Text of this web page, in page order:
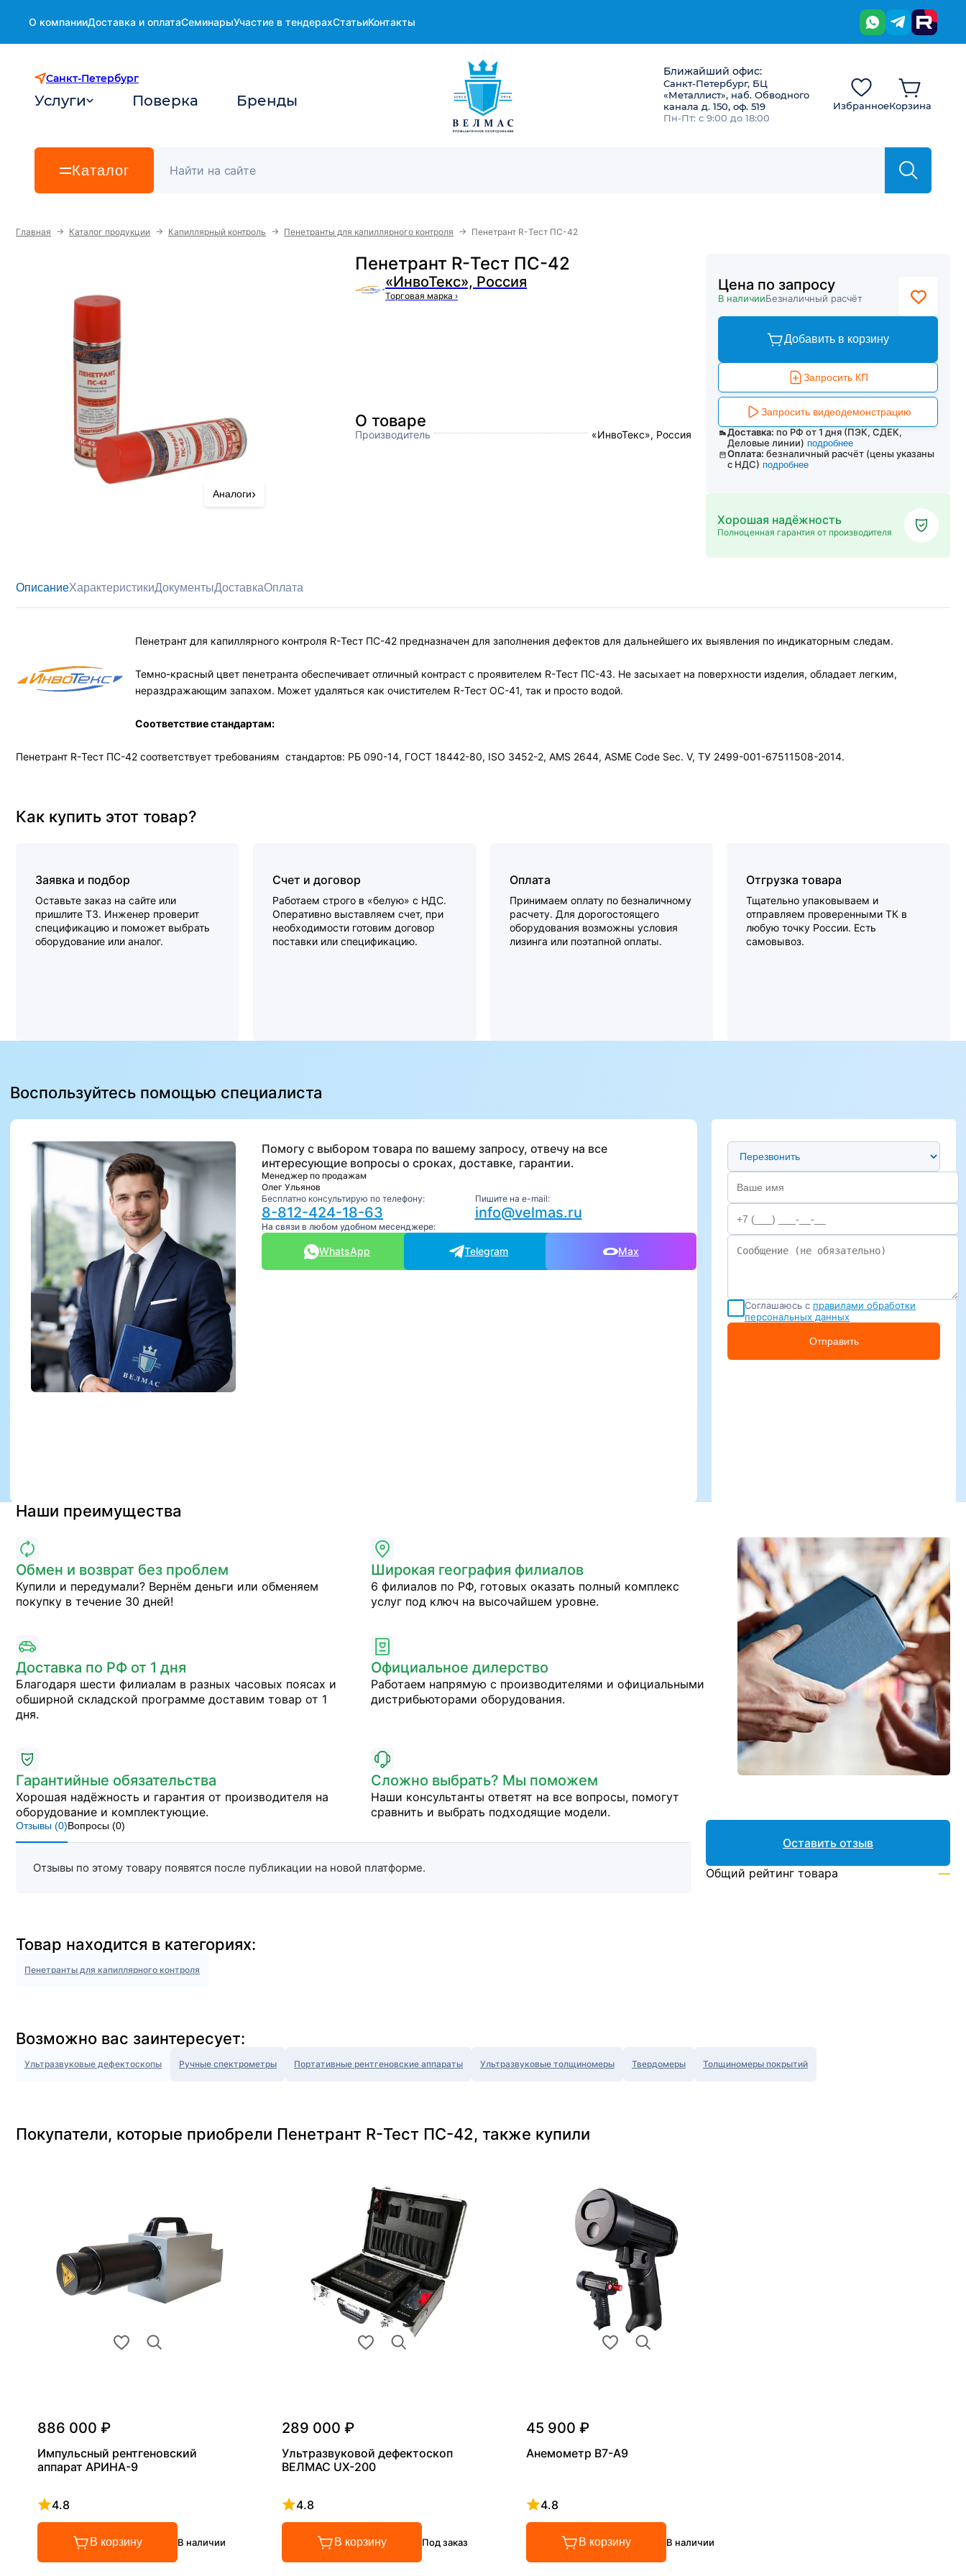
О компанииДоставка и оплатаСеминарыУчастие в тендерахСтатьиКонтакты
Санкт-Петербург
Услуги Поверка Бренды
Ближайший офис:
Санкт-Петербург, БЦ
«Металлист», наб. Обводного
канала д. 150, оф. 519
Пн-Пт: с 9:00 до 18:00
ИзбранноеКорзина
Каталог
Главная → Каталог продукции → Капиллярный контроль → Пенетранты для капиллярного контроля → Пенетрант R-Тест ПС-42
Пенетрант R-Тест ПС-42
«ИнвоТекс», Россия
Торговая марка ›
Аналоги›
О товаре
Производитель «ИнвоТекс», Россия
Цена по запросу
В наличииБезналичный расчёт
Добавить в корзину
Запросить КП
Запросить видеодемонстрацию
Доставка: по РФ от 1 дня (ПЭК, СДЕК,
Деловые линии) подробнее
Оплата: безналичный расчёт (цены указаны
с НДС) подробнее
Хорошая надёжность
Полноценная гарантия от производителя
ОписаниеХарактеристикиДокументыДоставкаОплата
Пенетрант для капиллярного контроля R-Тест ПС-42 предназначен для заполнения дефектов для дальнейшего их выявления по индикаторным следам.
Темно-красный цвет пенетранта обеспечивает отличный контраст с проявителем R-Тест ПС-43. Не засыхает на поверхности изделия, обладает легким,
нераздражающим запахом. Может удаляться как очистителем R-Тест ОС-41, так и просто водой.
Соответствие стандартам:
Пенетрант R-Тест ПС-42 соответствует требованиям стандартов: РБ 090-14, ГОСТ 18442-80, ISO 3452-2, AMS 2644, ASME Code Sec. V, ТУ 2499-001-67511508-2014.
Как купить этот товар?
Заявка и подбор
Оставьте заказ на сайте или
пришлите ТЗ. Инженер проверит
спецификацию и поможет выбрать
оборудование или аналог.
Счет и договор
Работаем строго в «белую» с НДС.
Оперативно выставляем счет, при
необходимости готовим договор
поставки или спецификацию.
Оплата
Принимаем оплату по безналичному
расчету. Для дорогостоящего
оборудования возможны условия
лизинга или поэтапной оплаты.
Отгрузка товара
Тщательно упаковываем и
отправляем проверенными ТК в
любую точку России. Есть
самовывоз.
Воспользуйтесь помощью специалиста
Помогу с выбором товара по вашему запросу, отвечу на все
интересующие вопросы о сроках, доставке, гарантии.
Менеджер по продажам
Олег Ульянов
Бесплатно консультирую по телефону:
8-812-424-18-63
Пишите на e-mail:
info@velmas.ru
На связи в любом удобном месенджере:
WhatsApp Telegram Max
Предпочтительный способ связи
Соглашаюсь с правилами обработки
персональных данных
Отправить
Наши преимущества
Обмен и возврат без проблем
Купили и передумали? Вернём деньги или обменяем
покупку в течение 30 дней!
Широкая география филиалов
6 филиалов по РФ, готовых оказать полный комплекс
услуг под ключ на высочайшем уровне.
Доставка по РФ от 1 дня
Благодаря шести филиалам в разных часовых поясах и
обширной складской программе доставим товар от 1
дня.
Официальное дилерство
Работаем напрямую с производителями и официальными
дистрибьюторами оборудования.
Гарантийные обязательства
Хорошая надёжность и гарантия от производителя на
оборудование и комплектующие.
Сложно выбрать? Мы поможем
Наши консультанты ответят на все вопросы, помогут
сравнить и выбрать подходящие модели.
Отзывы (0)Вопросы (0)
Отзывы по этому товару появятся после публикации на новой платформе.
Оставить отзыв
Общий рейтинг товара —
Товар находится в категориях:
Пенетранты для капиллярного контроля
Возможно вас заинтересует:
Ультразвуковые дефектоскопы Ручные спектрометры Портативные рентгеновские аппараты Ультразвуковые толщиномеры Твердомеры Толщиномеры покрытий
Покупатели, которые приобрели Пенетрант R-Тест ПС-42, также купили
886 000 ₽
Импульсный рентгеновский
аппарат АРИНА-9
4.8
Рейтинг 4.8 из 5
В корзину В наличии
289 000 ₽
Ультразвуковой дефектоскоп
ВЕЛМАС UX-200
4.8
Рейтинг 4.8 из 5
В корзину Под заказ
45 900 ₽
Анемометр В7-А9
4.8
Рейтинг 4.8 из 5
В корзину В наличии